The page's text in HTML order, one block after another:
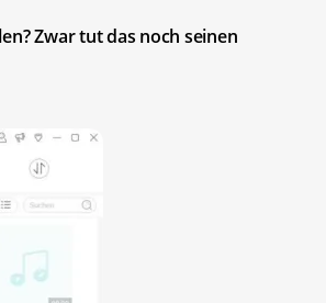
Zwar tut das noch seinen